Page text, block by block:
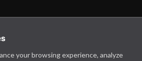
your browsing experience, analyze